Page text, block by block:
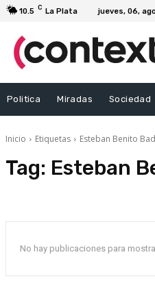
10.5 C La Plata jueves, 06,
Politica Miradas Sociedad
Inicio Etiquetas Esteban Benito
Tag: Esteban
No hay publicaciones para